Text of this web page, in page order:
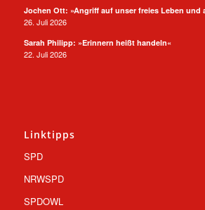
Jochen Ott: »Angriff auf unser freies Leben und
26. Juli 2026
Sarah Philipp: »Erinnern heißt handeln«
22. Juli 2026
Linktipps
SPD
NRWSPD
SPDOWL